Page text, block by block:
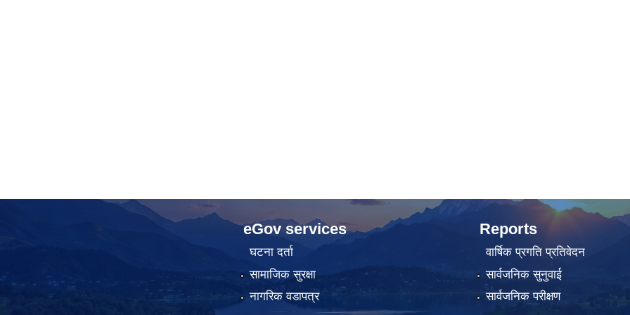
eGov services
घटना दर्ता
सामाजिक सुरक्षा
नागरिक वडापत्र
Reports
वार्षिक प्रगति प्रतिवेदन
सार्वजनिक सुनुवाई
सार्वजनिक परीक्षण